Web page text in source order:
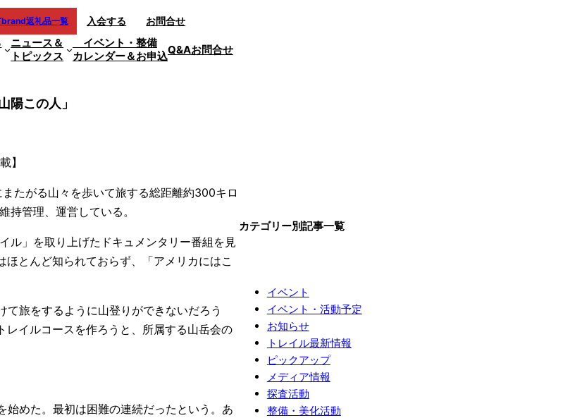
返礼品一覧 入会する お問合せ
ニュース＆
トピックス
イベント・整備
カレンダー＆お申込Q&Aお問合せ
この人」
】
たがる山々を歩いて旅する総距離約300キロ
持管理、運営している。
ル」を取り上げたドキュメンタリー番組を見
とんど知られておらず、「アメリカにはこ
旅をするように山登りができないだろう
イルコースを作ろうと、所属する山岳会の
始めた。最初は困難の連続だったという。あ
カテゴリー別記事一覧
イベント
イベント・活動予定
お知らせ
トレイル最新情報
ピックアップ
メディア情報
探査活動
整備・美化活動